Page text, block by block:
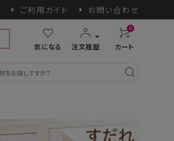
ご利用ガイド お問い合わせ
気になる 注文履歴
0
カート